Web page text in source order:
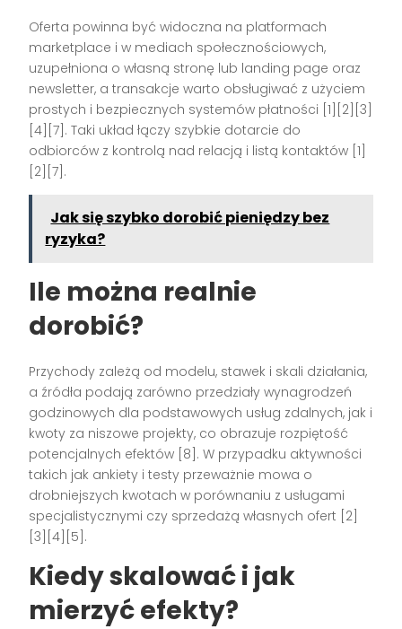
Oferta powinna być widoczna na platformach
marketplace i w mediach społecznościowych,
uzupełniona o własną stronę lub landing page oraz
newsletter, a transakcje warto obsługiwać z użyciem
prostych i bezpiecznych systemów płatności [1][2][3]
[4][7]. Taki układ łączy szybkie dotarcie do
odbiorców z kontrolą nad relacją i listą kontaktów [1]
[2][7].
Jak się szybko dorobić pieniędzy bez
ryzyka?
Ile można realnie
dorobić?
Przychody zależą od modelu, stawek i skali działania,
a źródła podają zarówno przedziały wynagrodzeń
godzinowych dla podstawowych usług zdalnych, jak i
kwoty za niszowe projekty, co obrazuje rozpiętość
potencjalnych efektów [8]. W przypadku aktywności
takich jak ankiety i testy przeważnie mowa o
drobniejszych kwotach w porównaniu z usługami
specjalistycznymi czy sprzedażą własnych ofert [2]
[3][4][5].
Kiedy skalować i jak
mierzyć efekty?